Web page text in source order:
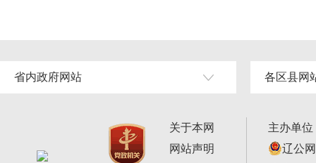
省内政府网站 各区县网
关于本网
网站声明
主办单
辽公